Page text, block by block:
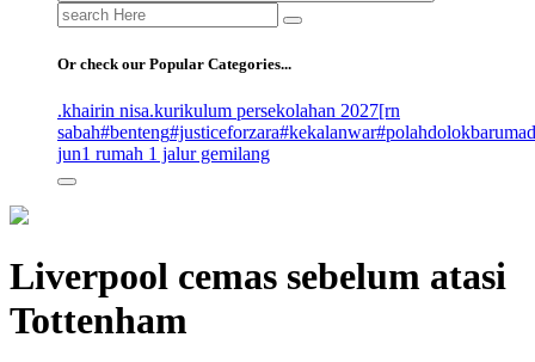
Search
for:
Or check our Popular Categories...
.khairin nisa.kurikulum persekolahan 2027[rn
sabah#benteng#justiceforzara#kekalanwar
jun1 rumah 1 jalur gemilang
Liverpool cemas sebelum atasi
Tottenham